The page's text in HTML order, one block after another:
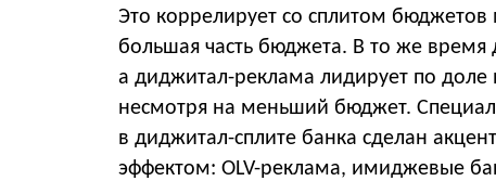
Это коррелирует со сплитом
большая часть бюджета. В то же
а диджитал-реклама лидирует по доле
несмотря на меньший бюджет.
в диджитал-сплите банка сделан
эффектом: OLV-реклама, имиджевые